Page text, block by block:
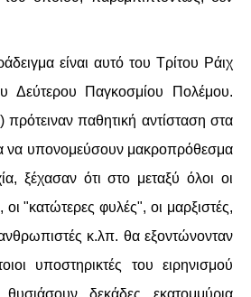
είναι αυτό του Τρίτου Ράιχ
Δεύτερου Παγκοσμίου Πολέμου.
παθητική αντίσταση στα
να υπονομεύσουν μακροπρόθεσμα
ξέχασαν ότι στο μεταξύ όλοι οι
οι "κατώτερες φυλές", οι μαρξιστές,
ανθρωπιστές κ.λπ. θα εξοντώνονταν
υποστηρικτές του ειρηνισμού